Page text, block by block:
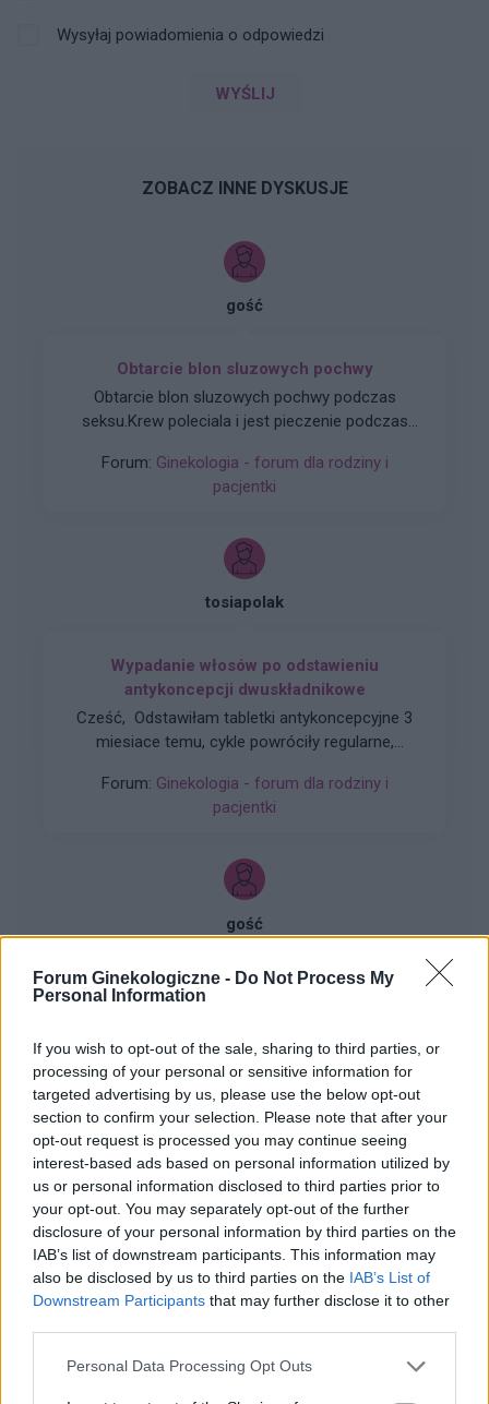
Forum Ginekologiczne - Do Not Process My
Personal Information
If you wish to opt-out of the sale, sharing to third parties, or
processing of your personal or sensitive information for
targeted advertising by us, please use the below opt-out
section to confirm your selection. Please note that after your
opt-out request is processed you may continue seeing
interest-based ads based on personal information utilized by
us or personal information disclosed to third parties prior to
your opt-out. You may separately opt-out of the further
disclosure of your personal information by third parties on the
IAB’s list of downstream participants. This information may
also be disclosed by us to third parties on the IAB’s List of
Downstream Participants that may further disclose it to other
Personal Data Processing Opt Outs
Wysyłaj powiadomienia o odpowiedzi
WYŚLIJ
ZOBACZ INNE DYSKUSJE
gość
Obtarcie blon sluzowych pochwy
Obtarcie blon sluzowych pochwy podczas
seksu.Krew poleciala i jest pieczenie podczas
pomoze na ta dolegliwość?.
Forum: Ginekologia - forum dla rodziny i
pacjentki
tosiapolak
Wypadanie włosów po odstawieniu
antykoncepcji dwuskładnikowe
Cześć, Odstawiłam tabletki antykoncepcyjne 3
miesiace temu, cykle powróciły regularne,
zwiększone wypadanie włosów oraz pieczenie
skory glowy przy dotyku. Kiedy u Was po
zmniejszyło wypadanie włosów? Też miałyście
takie problemy?
Forum: Ginekologia - forum dla rodziny i
pacjentki
gość
Choroby warg sromowych
Forum:Ginekologia - forum dla rodziny i
pacjentki
gość
Qlaira
Dzień dobry, pół roku temu przyjmowałam
tabletki Qlaira ,jednak przerwałam niestety
uderzenia gorąca i zawroty głowy wróciły .
Zaczęłam znowu przyjmować tabletki mimo iż
pacjentki